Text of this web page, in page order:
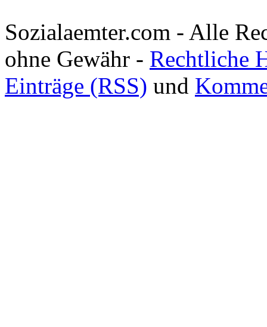
Sozialaemter.com - Alle
ohne Gewähr - Rechtliche
Einträge (RSS) und